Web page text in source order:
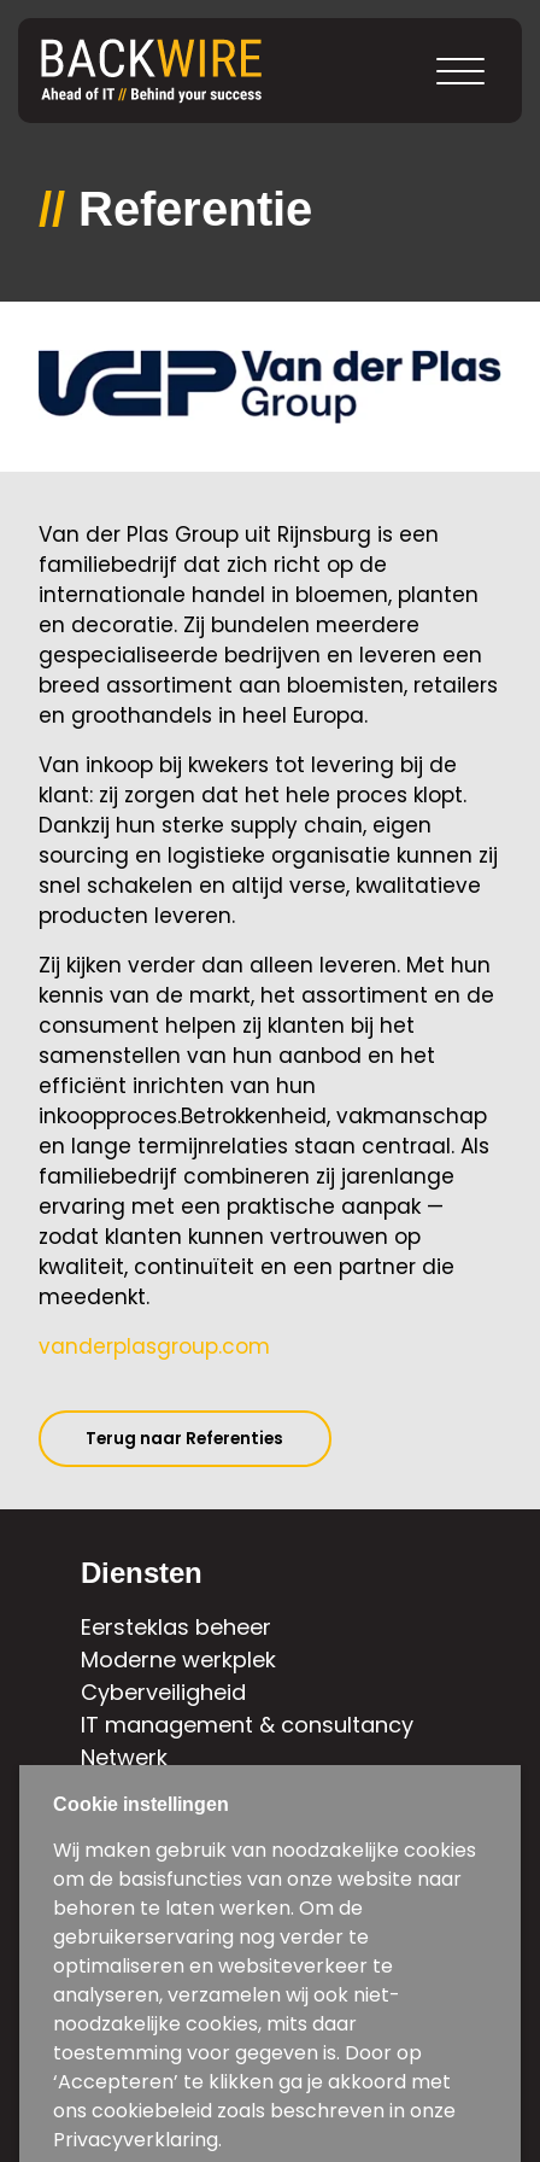
// Referentie
Van der Plas Group uit Rijnsburg is een
familiebedrijf dat zich richt op de
internationale handel in bloemen, planten
en decoratie. Zij bundelen meerdere
gespecialiseerde bedrijven en leveren een
breed assortiment aan bloemisten, retailers
en groothandels in heel Europa.
Van inkoop bij kwekers tot levering bij de
klant: zij zorgen dat het hele proces klopt.
Dankzij hun sterke supply chain, eigen
sourcing en logistieke organisatie kunnen zij
snel schakelen en altijd verse, kwalitatieve
producten leveren.
Zij kijken verder dan alleen leveren. Met hun
kennis van de markt, het assortiment en de
consument helpen zij klanten bij het
samenstellen van hun aanbod en het
efficiënt inrichten van hun
inkoopproces.Betrokkenheid, vakmanschap
en lange termijnrelaties staan centraal. Als
familiebedrijf combineren zij jarenlange
ervaring met een praktische aanpak —
zodat klanten kunnen vertrouwen op
kwaliteit, continuïteit en een partner die
meedenkt.
vanderplasgroup.com
Terug naar Referenties
Diensten
Eersteklas beheer
Moderne werkplek
Cyberveiligheid
IT management & consultancy
Netwerk
Hybride cloud
Contact
Weg en Bos 5d-5e
2661 DG Bergschenhoek
010 31 34 600
info@backwire.nl
Volg ons
Cookie instellingen
Wij maken gebruik van noodzakelijke cookies
om de basisfuncties van onze website naar
behoren te laten werken. Om de
gebruikerservaring nog verder te
optimaliseren en websiteverkeer te
analyseren, verzamelen wij ook niet-
noodzakelijke cookies, mits daar
toestemming voor gegeven is. Door op
‘Accepteren’ te klikken ga je akkoord met
ons cookiebeleid zoals beschreven in onze
Privacyverklaring.